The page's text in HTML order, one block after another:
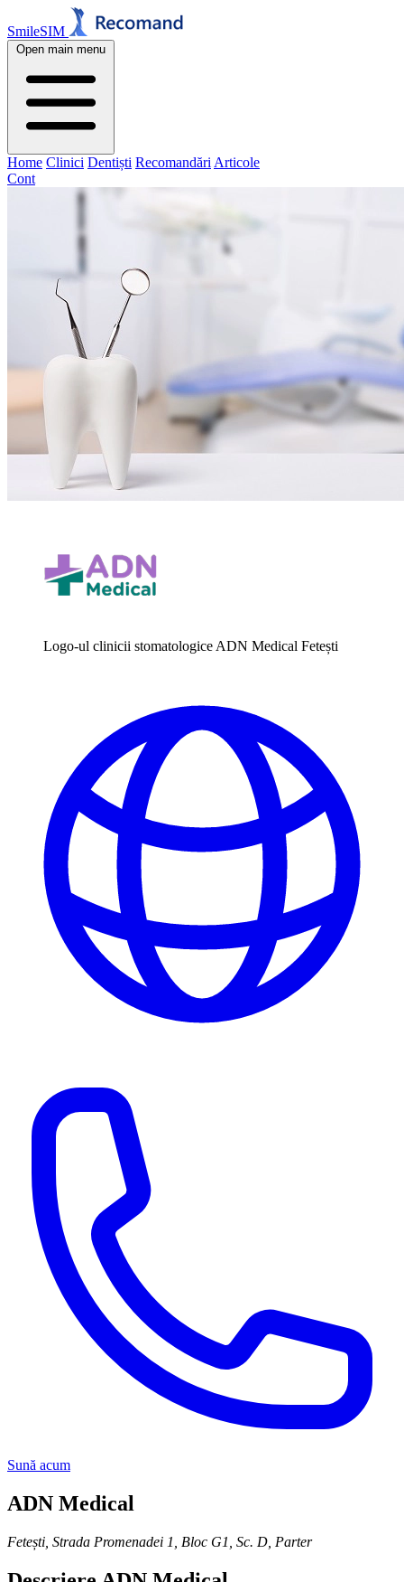
SmileSIM
Open main menu
Home Clinici Dentiști Recomandări Articole
Cont
Logo-ul clinicii stomatologice ADN Medical Fetești
Sună acum
ADN Medical
Fetești Strada Promenadei 1, Bloc G1, Sc. D, Parter